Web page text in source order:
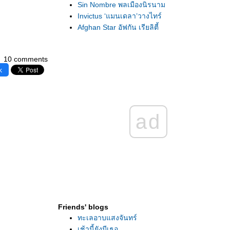
10 comments
Sin Nombre พลเมืองนิรนาม
Invictus ‘แมนเดลา’วางไทร์
Afghan Star อัฟกัน เรียลิตี้
Snow โลกที่ถูกทิ้งขว้าง
Liverpool สิ่งที่คงหลงเหลือ
Tahaan แผ่นดินนี้ของใคร
Lion's Den สายใยในกรงขัง
The Pope's Toilet ‘สุขา’อยู่หนใด
Antonio's Secret รักแห่งมะนิลา
ad
Friends' blogs
ทะเลอาบแสงจันทร์